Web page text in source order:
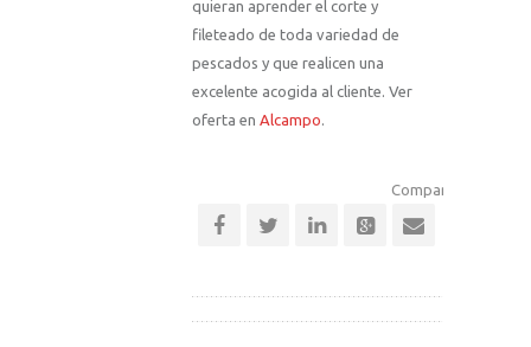
quieran aprender el corte y
fileteado de toda variedad de
pescados y que realicen una
excelente acogida al cliente. Ver
oferta en Alcampo.
Comparte esta